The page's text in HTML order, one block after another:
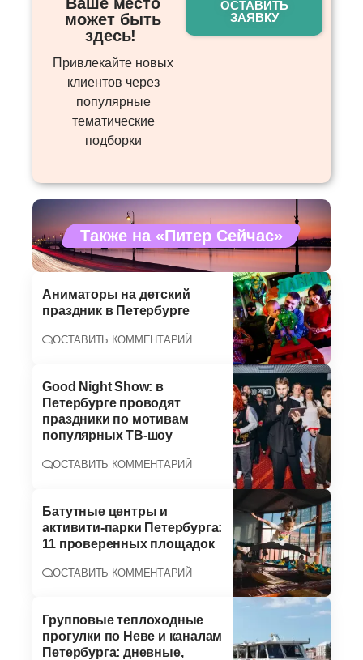
может быть
здесь! ​
Привлекайте новых
клиентов через
популярные
тематические
подборки
ОСТАВИТЬ
ЗАЯВКУ
Также на «Питер Сейчас»
Аниматоры на детский
праздник в Петербурге
ОСТАВИТЬ КОММЕНТАРИЙ
Good Night Show: в
Петербурге проводят
праздники по мотивам
популярных ТВ-шоу
ОСТАВИТЬ КОММЕНТАРИЙ
Батутные центры и
активити-парки Петербурга:
11 проверенных площадок
ОСТАВИТЬ КОММЕНТАРИЙ
Групповые теплоходные
прогулки по Неве и каналам
Петербурга: дневные,